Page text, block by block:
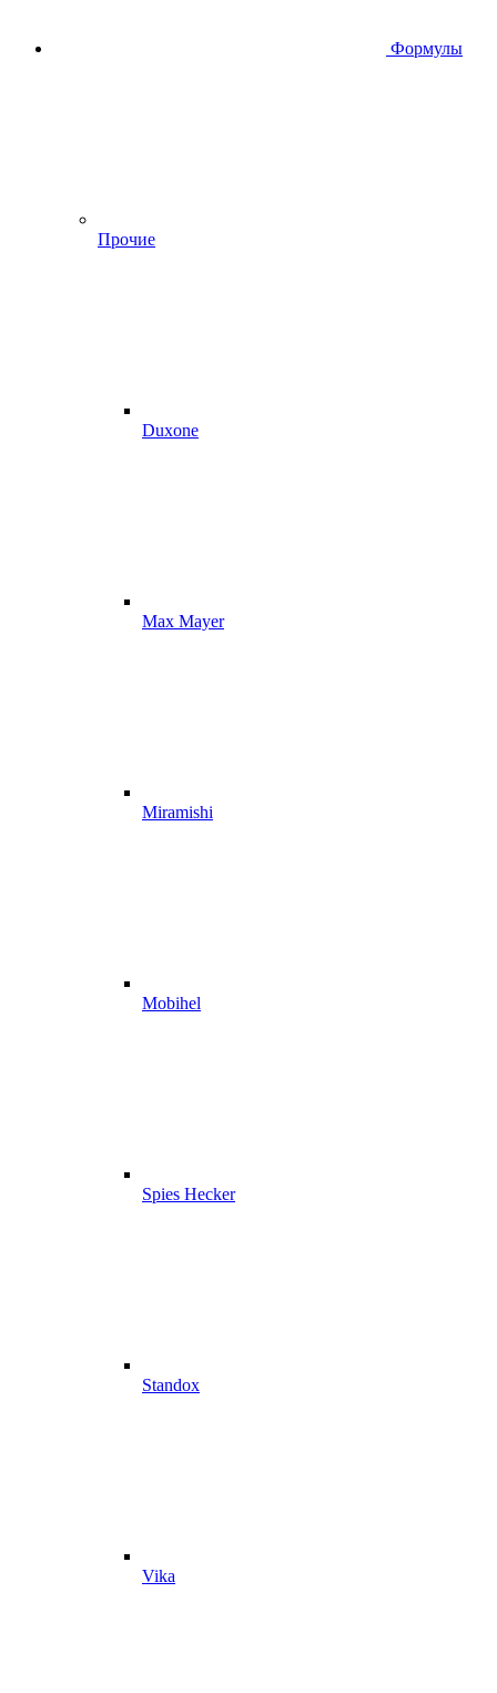
Формулы
Прочие
Duxone
Max Mayer
Miramishi
Mobihel
Spies Hecker
Standox
Vika